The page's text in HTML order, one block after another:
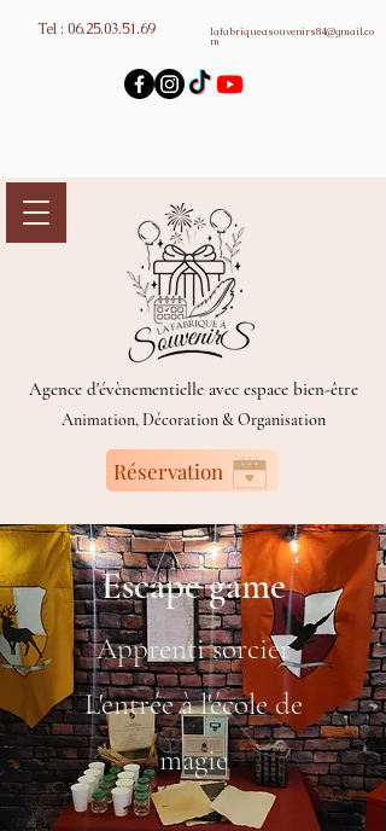
Tel : 06.25.03.51.69
lafabriqueasouvenirs84@gmail.co
m
Réservation
Agence d'évènementielle avec espace bien-être
Animation, Décoration & Organisation
Escape game
Apprenti sorcier
L'entrée à l'école de
magie